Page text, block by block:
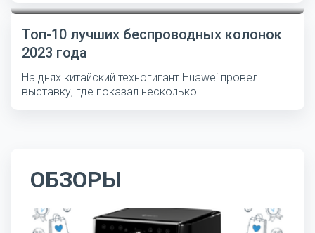
Топ-10 лучших беспроводных колонок
2023 года
На днях китайский техногигант Huawei провел
выставку, где показал несколько...
ОБЗОРЫ